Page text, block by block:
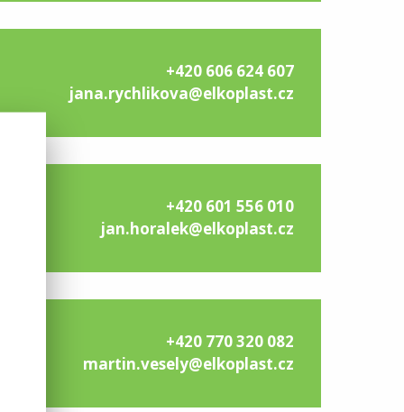
+420 606 624 607
jana.rychlikova@elkoplast.cz
+420 601 556 010
jan.horalek@elkoplast.cz
+420 770 320 082
martin.vesely@elkoplast.cz